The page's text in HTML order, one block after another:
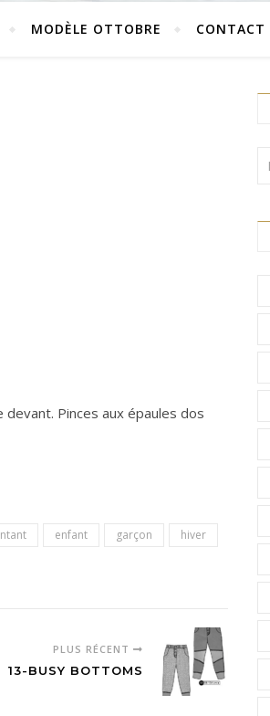
MODÈLE OTTOBRE CONTACT
Pinces aux épaules dos
enfant garçon
hiver
PLUS RÉCENT
13-BUSY BOTTOMS